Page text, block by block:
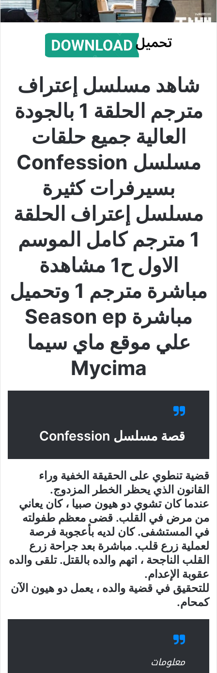
شاهد مسلسل إعتراف
مترجم الحلقة 1 بالجودة
العالية جميع حلقات
مسلسل Confession
بسيرفرات كثيرة
مسلسل إعتراف الحلقة
1 مترجم كامل الموسم
الاول ح1 مشاهدة
مباشرة مترجم 1 وتحميل
مباشرة Season ep
علي موقع ماي سيما
Mycima
قصة مسلسل Confession
قضية تنطوي على الحقيقة الخفية وراء
القانون الذي يحظر الخطر المزدوج.
عندما كان تشوي دو هيون صبيا ، كان يعاني
من مرض في القلب. قضى معظم طفولته
في المستشفى. كان لديه بأعجوبة فرصة
لعملية زرع قلب. مباشرة بعد جراحة زرع
القلب الناجحة ، اتهم والده بالقتل. تلقى والده
عقوبة الإعدام.
للتحقيق في قضية والده ، يعمل دو هيون الآن
كمحام.
معلومات